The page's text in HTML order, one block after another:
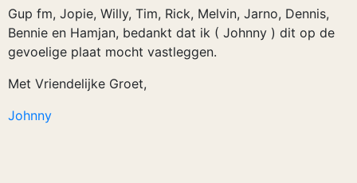
Gup fm, Jopie, Willy, Tim, Rick, Melvin, Jarno, Dennis,
Bennie en Hamjan, bedankt dat ik ( Johnny ) dit op de
gevoelige plaat mocht vastleggen.
Met Vriendelijke Groet,
Johnny